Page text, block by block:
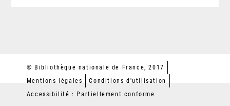
© Bibliothèque nationale de France, 2017
Mentions légales
Conditions d'utilisation
Accessibilité : Partiellement conforme